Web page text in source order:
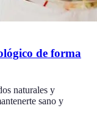
de forma
naturales y
sano y